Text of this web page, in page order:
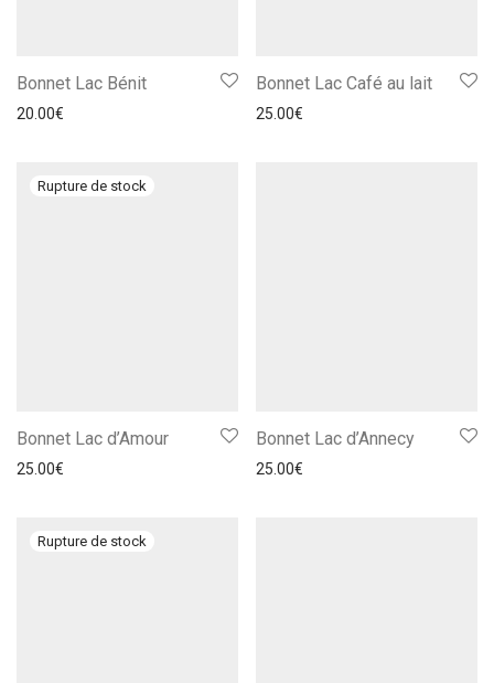
Bonnet Lac Bénit
20.00€
Bonnet Lac Café au lait
25.00€
Bonnet Lac d’Amour
25.00€
Bonnet Lac d’Annecy
25.00€